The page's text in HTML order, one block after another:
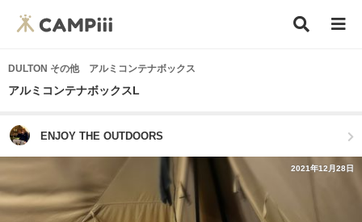
DULTON その他 アルミコンテナボックス
アルミコンテナボックスL
ENJOY THE OUTDOORS
2021年12月28日